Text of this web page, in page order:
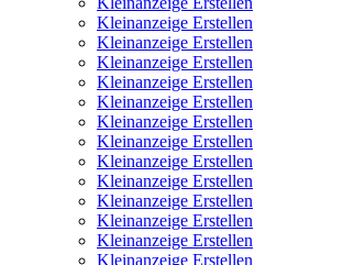
Kleinanzeige Erstellen
Kleinanzeige Erstellen
Kleinanzeige Erstellen
Kleinanzeige Erstellen
Kleinanzeige Erstellen
Kleinanzeige Erstellen
Kleinanzeige Erstellen
Kleinanzeige Erstellen
Kleinanzeige Erstellen
Kleinanzeige Erstellen
Kleinanzeige Erstellen
Kleinanzeige Erstellen
Kleinanzeige Erstellen